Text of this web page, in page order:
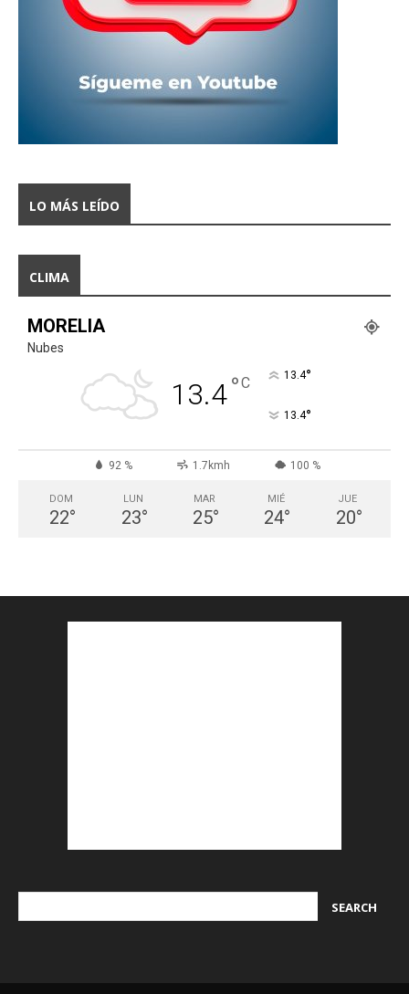
LO MÁS LEÍDO
CLIMA
MORELIA
Nubes
13.4°C 13.4°
13.4°
92 % 1.7kmh 100 %
DOM
22°
LUN
23°
MAR
25°
MIÉ
24°
JUE
20°